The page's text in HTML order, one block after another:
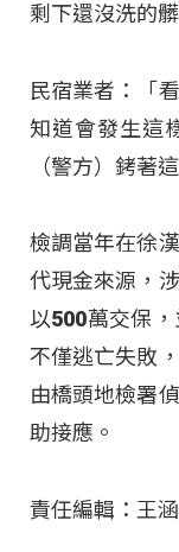
剩下還沒洗的
民宿業者：「
知道會發生這
（警方）銬著
檢調當年在徐
代現金來源，
以500萬交保
不僅逃亡失敗
由橋頭地檢署
助接應。
責任編輯：王涵